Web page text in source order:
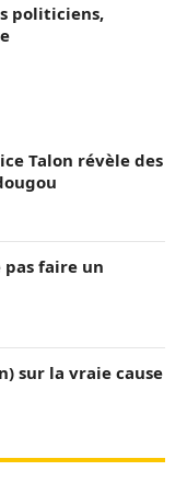
politiciens,
Talon révèle des
pas faire un
sur la vraie cause